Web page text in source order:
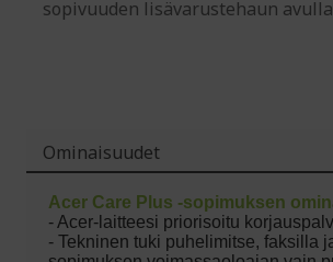
sopivuuden lisävarustehaun avulla
Ominaisuudet